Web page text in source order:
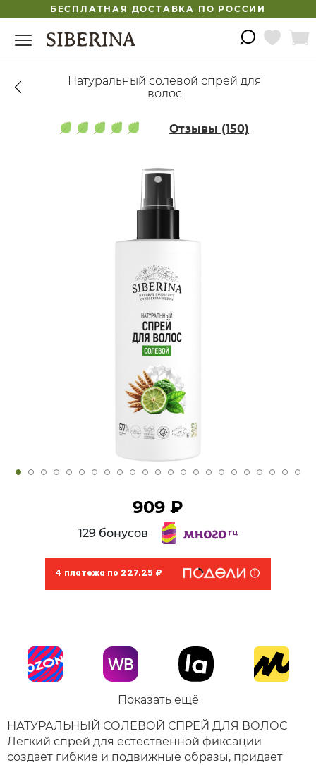
БЕСПЛАТНАЯ ДОСТАВКА ПО РОССИИ
Натуральный солевой спрей для
волос
Отзывы (150)
909 ₽
129 бонусов
4 платежа по 227.25 ₽
Показать ещё
НАТУРАЛЬНЫЙ СОЛЕВОЙ СПРЕЙ ДЛЯ ВОЛОС
Легкий спрей для естественной фиксации
создает гибкие и подвижные образы, придает